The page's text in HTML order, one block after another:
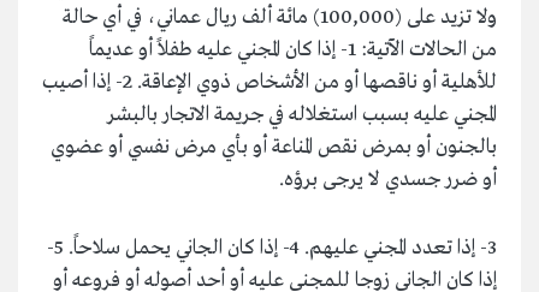
ولا تزيد على (100,000) مائة ألف ريال عماني، في أي حالة
من الحالات الآتية: 1- إذا كان المجني عليه طفلاً أو عديماً
للأهلية أو ناقصها أو من الأشخاص ذوي الإعاقة. 2- إذا أصيب
المجني عليه بسبب استغلاله في جريمة الاتجار بالبشر
بالجنون أو بمرض نقص المناعة أو بأي مرض نفسي أو عضوي
أو ضرر جسدي لا يرجى برؤه.
3- إذا تعدد المجني عليهم. 4- إذا كان الجاني يحمل سلاحاً. 5-
إذا كان الجاني زوجا للمجني عليه أو أحد أصوله أو فروعه أو